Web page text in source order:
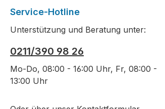
Service-Hotline
Unterstützung und Beratung unter:
0211/390 98 26
Mo-Do, 08:00 - 16:00 Uhr, Fr, 08:00 -
13:00 Uhr